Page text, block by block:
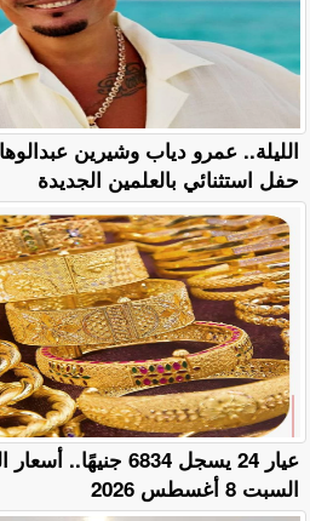
الليلة.. عمرو دياب وشيرين
حفل استثنائي بالعلمين الجديدة
عيار 24 يسجل 6834
السبت 8 أغسطس 2026